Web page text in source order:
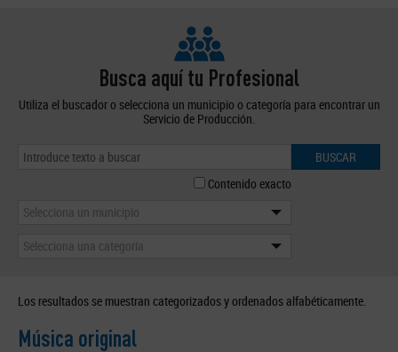
Busca aquí tu Profesional
Utiliza el buscador o selecciona un municipio o categoría para encontrar un
Servicio de Producción.
BUSCAR
Contenido exacto
Selecciona un municipio
Selecciona una categoría
Los resultados se muestran categorizados y ordenados alfabéticamente.
Música original